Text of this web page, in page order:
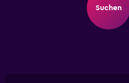
Suchen